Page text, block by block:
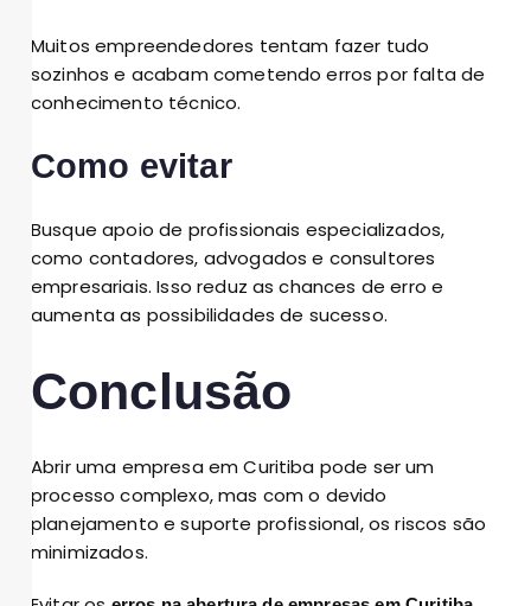
Muitos empreendedores tentam fazer tudo
sozinhos e acabam cometendo erros por falta de
conhecimento técnico.
Como evitar
Busque apoio de profissionais especializados,
como contadores, advogados e consultores
empresariais. Isso reduz as chances de erro e
aumenta as possibilidades de sucesso.
Conclusão
Abrir uma empresa em Curitiba pode ser um
processo complexo, mas com o devido
planejamento e suporte profissional, os riscos são
minimizados.